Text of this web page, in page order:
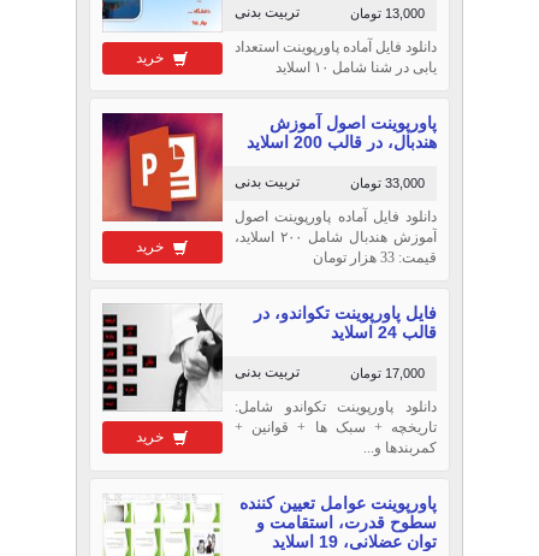
خرید
تربیت بدنی 13,000 تومان
دانلود فایل آماده پاورپوینت استعداد
یابی در شنا شامل ۱۰ اسلاید
خرید
پاورپوینت اصول آموزش
هندبال، در قالب 200 اسلاید
تربیت بدنی 33,000 تومان
دانلود فایل آماده پاورپوینت اصول
آموزش هندبال شامل ۲۰۰ اسلاید،
قیمت: 33 هزار تومان
خرید
فایل پاورپوینت تکواندو، در
قالب 24 اسلاید
تربیت بدنی 17,000 تومان
دانلود پاورپوینت تکواندو شامل:
تاریخچه + سبک ها + قوانین +
کمربندها و...
پاورپوینت عوامل تعیین کننده
سطوح قدرت، استقامت و
توان عضلانی، 19 اسلاید